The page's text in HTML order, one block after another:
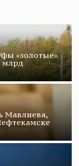
«золотые»
млрд
Мавлиева,